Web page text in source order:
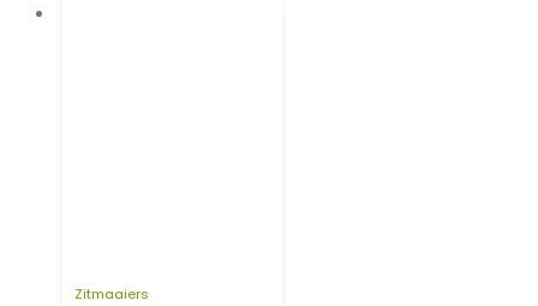
Zitmaaiers